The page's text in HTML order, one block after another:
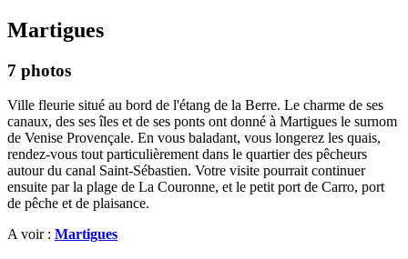
Martigues
7 photos
Ville fleurie situé au bord de l'étang de la Berre. Le charme de ses
canaux, des ses îles et de ses ponts ont donné à Martigues le surnom
de Venise Provençale. En vous baladant, vous longerez les quais,
rendez-vous tout particulièrement dans le quartier des pêcheurs
autour du canal Saint-Sébastien. Votre visite pourrait continuer
ensuite par la plage de La Couronne, et le petit port de Carro, port
de pêche et de plaisance.
A voir : Martigues